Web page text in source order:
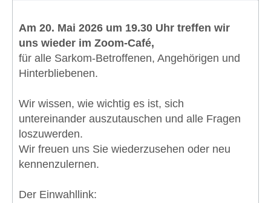
Am 20. Mai 2026 um 19.30 Uhr treffen wir
uns wieder im Zoom-Café,
für alle Sarkom-Betroffenen, Angehörigen und
Hinterbliebenen.
Wir wissen, wie wichtig es ist, sich
untereinander auszutauschen und alle Fragen
loszuwerden.
Wir freuen uns Sie wiederzusehen oder neu
kennenzulernen.
Der Einwahllink: